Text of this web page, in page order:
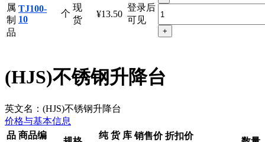
金
属
制
TJ100-
现
登录后
(HJS)不锈钢升降台
英文名：(HJS)不锈钢升降台
价格与基本信息